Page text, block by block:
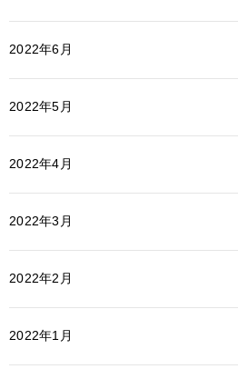
2022年6月
2022年5月
2022年4月
2022年3月
2022年2月
2022年1月